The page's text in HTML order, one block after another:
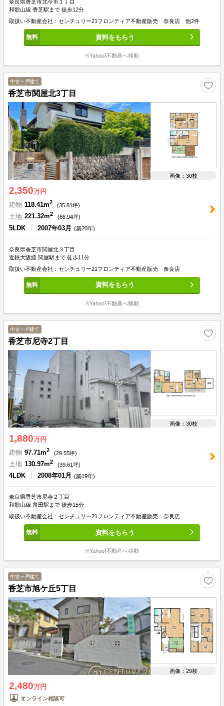
奈良県香芝市北今市１丁目
和歌山線 香芝駅まで 徒歩12分
取扱い不動産会社：センチュリー21フロンティア不動産販売 奈良店 他2件
資料をもらう
※Yahoo!不動産へ移動
中古一戸建て
香芝市関屋北3丁目
画像：30枚
2,350万円
建物 118.41m2 (35.81坪)
土地 221.32m2 (66.94坪)
5LDK 2007年03月 (築20年)
奈良県香芝市関屋北３丁目
近鉄大阪線 関屋駅まで 徒歩11分
取扱い不動産会社：センチュリー21フロンティア不動産販売 奈良店
資料をもらう
※Yahoo!不動産へ移動
中古一戸建て
香芝市尼寺2丁目
画像：30枚
1,880万円
建物 97.71m2 (29.55坪)
土地 130.97m2 (39.61坪)
4LDK 2008年01月 (築19年)
奈良県香芝市尼寺２丁目
和歌山線 畠田駅まで 徒歩15分
取扱い不動産会社：センチュリー21フロンティア不動産販売 奈良店
資料をもらう
※Yahoo!不動産へ移動
中古一戸建て
香芝市旭ケ丘5丁目
画像：29枚
2,480万円
オンライン相談可